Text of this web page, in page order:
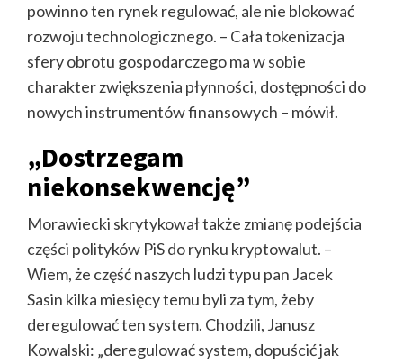
powinno ten rynek regulować, ale nie blokować
rozwoju technologicznego. – Cała tokenizacja
sfery obrotu gospodarczego ma w sobie
charakter zwiększenia płynności, dostępności do
nowych instrumentów finansowych – mówił.
„Dostrzegam
niekonsekwencję”
Morawiecki skrytykował także zmianę podejścia
części polityków PiS do rynku kryptowalut. –
Wiem, że część naszych ludzi typu pan Jacek
Sasin kilka miesięcy temu byli za tym, żeby
deregulować ten system. Chodzili, Janusz
Kowalski: „deregulować system, dopuścić jak